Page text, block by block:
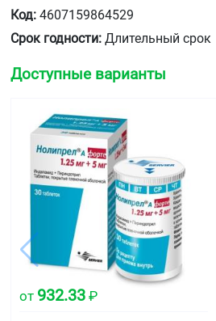
Код: 4607159864529
Срок годности: Длительный срок
Доступные варианты
от 932.33 ₽